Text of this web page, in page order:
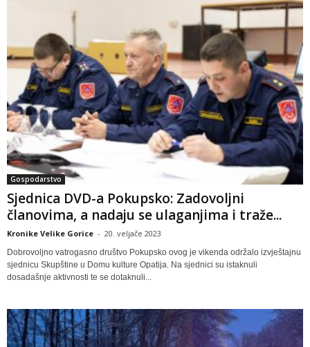
Gospodarstvo
Sjednica DVD-a Pokupsko: Zadovoljni
članovima, a nadaju se ulaganjima i traže...
Kronike Velike Gorice - 20. veljače 2023
Dobrovoljno vatrogasno društvo Pokupsko ovog je vikenda održalo izvještajnu
sjednicu Skupštine u Domu kulture Opatija. Na sjednici su istaknuli
dosadašnje aktivnosti te se dotaknuli...